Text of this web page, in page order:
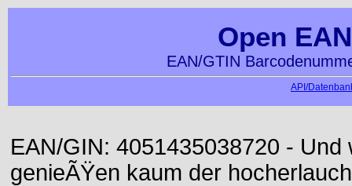
Open
EAN/GTIN
API/
EAN/GIN: 4051435038720 -
genieÃŸen kaum der